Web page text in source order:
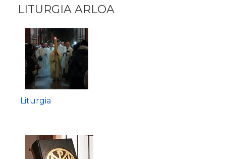
LITURGIA ARLOA
Liturgia